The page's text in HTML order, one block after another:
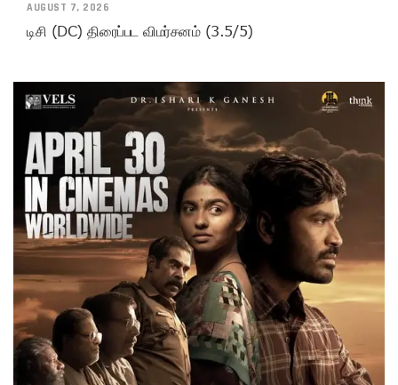
AUGUST 7, 2026
டிசி (DC) திரைப்பட விமர்சனம் (3.5/5)